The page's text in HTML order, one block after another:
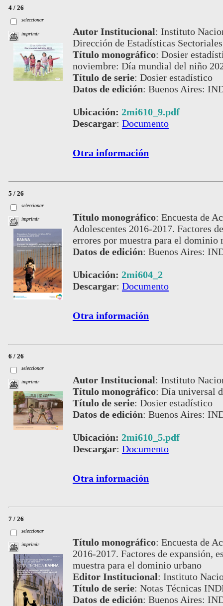
4 / 26
seleccionar
imprimir Autor Institucional: Instituto
Dirección de Estadísticas
Título monográfico: Dosier
noviembre: Día mundial del niño
Título de serie: Dosier estadístico
Datos de edición: Buenos Aires:
Ubicación: 2mi610_9.pdf
Descargar: Documento
Otra información
5 / 26
seleccionar
imprimir Título monográfico: Encuesta de
Adolescentes 2016-2017. Factores
errores por muestra para el dominio
Datos de edición: Buenos Aires:
Ubicación: 2mi604_2
Descargar: Documento
Otra información
6 / 26
seleccionar
imprimir Autor Institucional: Instituto
Título monográfico: Día universal
Título de serie: Dosier estadístico
Datos de edición: Buenos Aires:
Ubicación: 2mi610_5.pdf
Descargar: Documento
Otra información
7 / 26
seleccionar
imprimir Título monográfico: Encuesta de
2016-2017. Factores de expansión,
muestra para el dominio urbano
Editor Institucional: Instituto
Título de serie: Notas Técnicas
Datos de edición: Buenos Aires: